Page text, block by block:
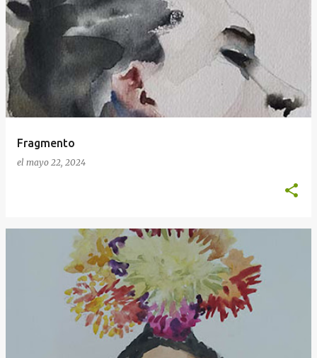
E
n
t
r
a
d
Fragmento
el mayo 22, 2024